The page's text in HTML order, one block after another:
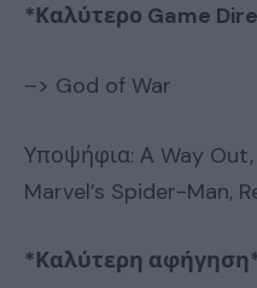
*Καλύτερο Game
–> God of War
Υποψήφια: Α Way
Marvel’s Spider-Man,
*Καλύτερη αφήγηση